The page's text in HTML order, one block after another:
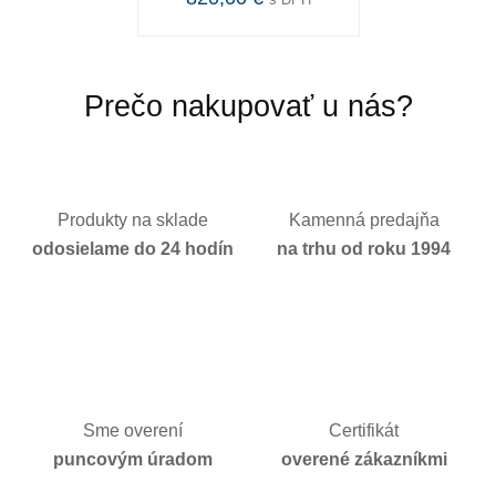
Prečo nakupovať u nás?
Produkty na sklade
odosielame do 24 hodín
Kamenná predajňa
na trhu od roku 1994
Sme overení
puncovým úradom
Certifikát
overené zákazníkmi